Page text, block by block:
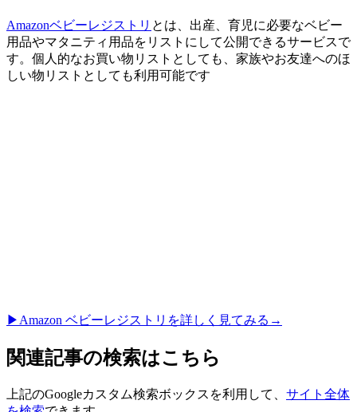
Amazonベビーレジストリ とは、出産、育児に必要なベビー
用品やマタニティ用品をリストにして公開できるサービスで
す。個人的なお買い物リストとしても、家族やお友達へのほ
しい物リストとしても利用可能です
▶︎Amazon ベビーレジストリを詳しく見てみる→
関連記事の検索はこちら
上記のGoogleカスタム検索ボックスを利用して、 サイト全体